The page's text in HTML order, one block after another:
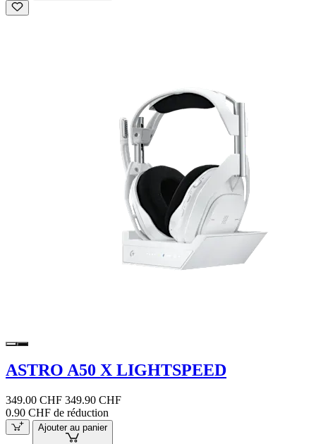
ASTRO A50 X LIGHTSPEED
349.00 CHF 349.90 CHF
0.90 CHF de réduction
Ajouter au panier